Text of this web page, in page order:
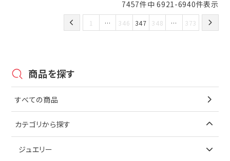
7457件中 6921 -6940件表示
1 … 346 347 348 … 373
商品を探す
すべての商品
カテゴリから探す
ジュエリー